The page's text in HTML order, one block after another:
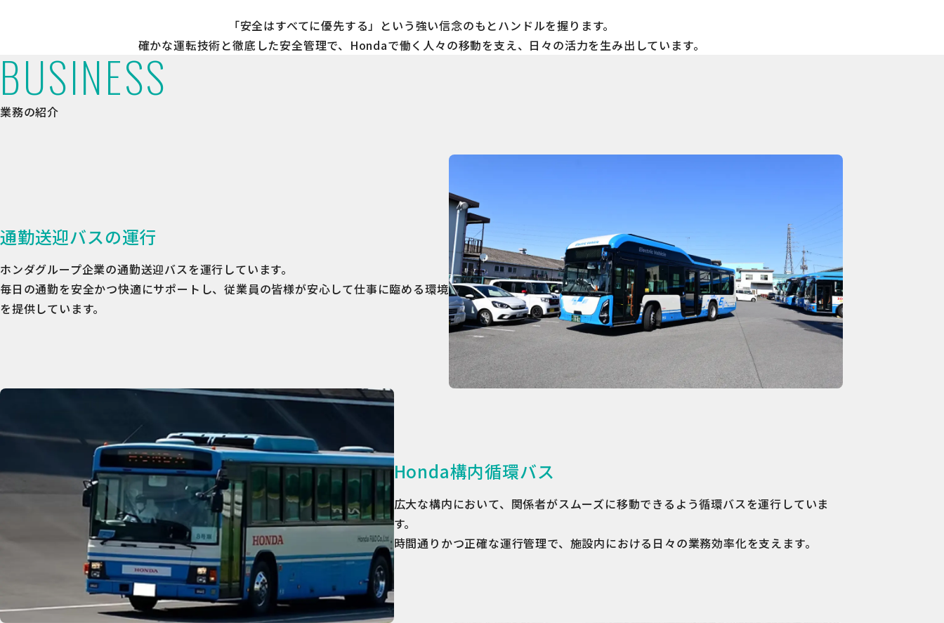
「安全はすべてに優先する」という強い信念のもとハンドルを握ります。
確かな運転技術と徹底した安全管理で、Hondaで働く人々の移動を支え、日々の活力を生み出しています。
BUSINESS
業務の紹介
通勤送迎バスの運行
ホンダグループ企業の通勤送迎バスを運行しています。
毎日の通勤を安全かつ快適にサポートし、従業員の皆様が安心して仕事に臨める環境
を提供しています。
Honda構内循環バス
広大な構内において、関係者がスムーズに移動できるよう循環バスを運行していま
す。
時間通りかつ正確な運行管理で、施設内における日々の業務効率化を支えます。